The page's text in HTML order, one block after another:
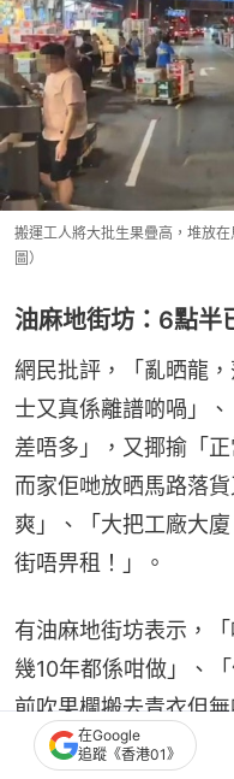
搬運工人將大批生果疊高，堆放
圖）
油麻地街坊：6點半
網民批評，「亂晒龍
士又真係離譜啲喎」
差唔多」，又揶揄「
而家佢哋放晒馬路落
爽」、「大把工廠大
街唔畀租！」。
有油麻地街坊表示，
幾10年都係咁做」、
前吹果欄搬去青衣但
先搬出嚟嘅，而家佢
在Google
追蹤《香港01》